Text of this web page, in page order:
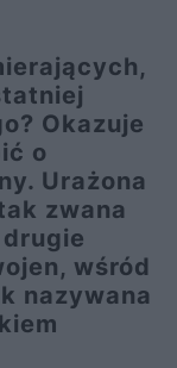
Okazuje
o
Urażona
zwana
wśród
nazywana